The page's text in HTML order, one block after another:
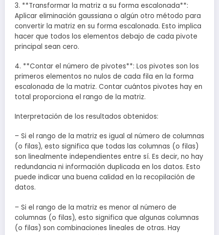
3. **Transformar la matriz a su forma escalonada**:
Aplicar eliminación gaussiana o algún otro método para
convertir la matriz en su forma escalonada. Esto implica
hacer que todos los elementos debajo de cada pivote
principal sean cero.
4. **Contar el número de pivotes**: Los pivotes son los
primeros elementos no nulos de cada fila en la forma
escalonada de la matriz. Contar cuántos pivotes hay en
total proporciona el rango de la matriz.
Interpretación de los resultados obtenidos:
– Si el rango de la matriz es igual al número de columnas
(o filas), esto significa que todas las columnas (o filas)
son linealmente independientes entre sí. Es decir, no hay
redundancia ni información duplicada en los datos. Esto
puede indicar una buena calidad en la recopilación de
datos.
– Si el rango de la matriz es menor al número de
columnas (o filas), esto significa que algunas columnas
(o filas) son combinaciones lineales de otras. Hay